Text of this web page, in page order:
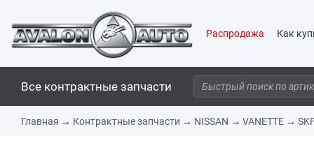
Распродажа Как
Все контрактные запчасти
Главная → Контрактные запчасти → NISSAN → VANETTE →